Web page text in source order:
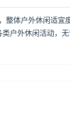
体户外休闲适宜度
户外休闲活动，